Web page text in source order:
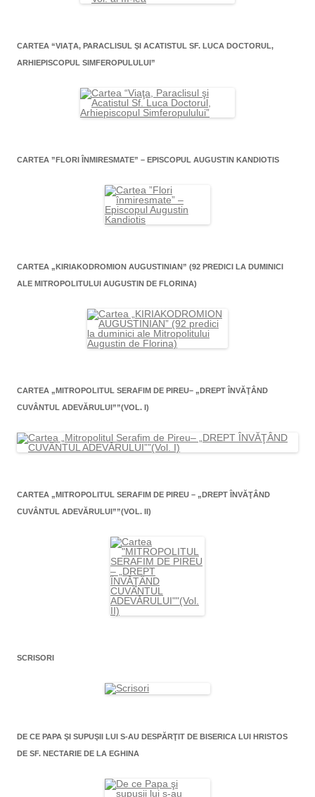
CARTEA “VIAŢA, PARACLISUL ŞI ACATISTUL SF. LUCA DOCTORUL,
ARHIEPISCOPUL SIMFEROPULULUI”
CARTEA ”FLORI ÎNMIRESMATE” – EPISCOPUL AUGUSTIN KANDIOTIS
CARTEA „KIRIAKODROMION AUGUSTINIAN” (92 PREDICI LA DUMINICI
ALE MITROPOLITULUI AUGUSTIN DE FLORINA)
CARTEA „MITROPOLITUL SERAFIM DE PIREU– „DREPT ÎNVĂŢÂND
CUVÂNTUL ADEVĂRULUI””(VOL. I)
CARTEA „MITROPOLITUL SERAFIM DE PIREU – „DREPT ÎNVĂŢÂND
CUVÂNTUL ADEVĂRULUI””(VOL. II)
SCRISORI
DE CE PAPA ŞI SUPUŞII LUI S-AU DESPĂRŢIT DE BISERICA LUI HRISTOS
DE SF. NECTARIE DE LA EGHINA